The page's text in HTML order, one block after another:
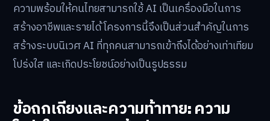
ความพร้อมให้คนไทยสามารถใช้ AI เป็นเครื่องมือในการ
สร้างอาชีพและรายได้ โครงการนี้จึงเป็นส่วนสำคัญในการ
สร้างระบบนิเวศ AI ที่ทุกคนสามารถเข้าถึงได้อย่างเท่าเทียม
โปร่งใส และเกิดประโยชน์อย่างเป็นรูปธรรม
ข้อถกเถียงและความท้าทาย: ความ